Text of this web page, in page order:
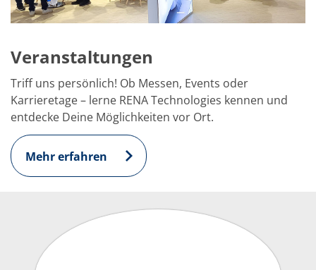
Veranstaltungen
Triff uns persönlich! Ob Messen, Events oder
Karrieretage – lerne RENA Technologies kennen und
entdecke Deine Möglichkeiten vor Ort.
Mehr erfahren